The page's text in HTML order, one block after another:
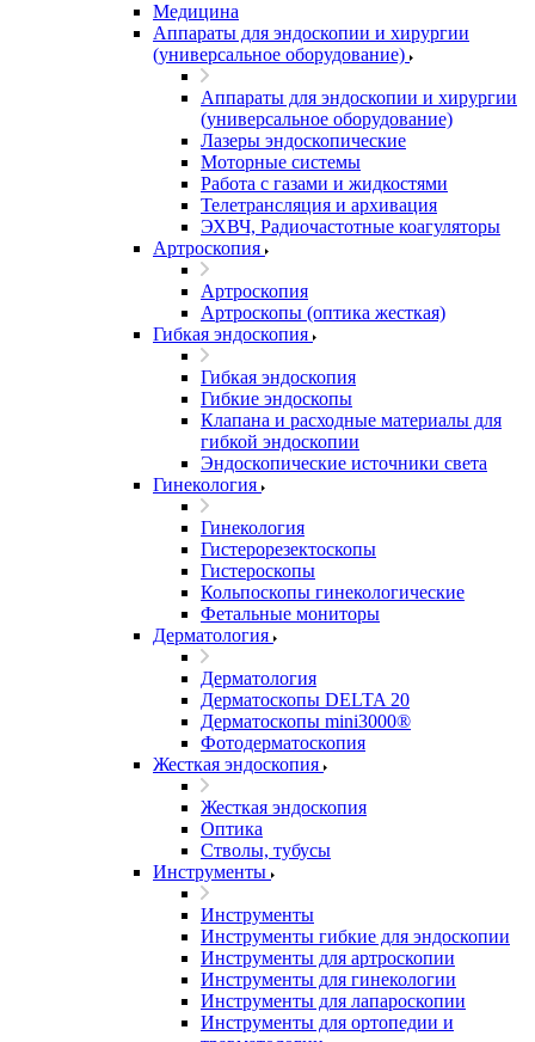
Медицина
Аппараты для эндоскопии и хирургии
(универсальное оборудование)
Аппараты для эндоскопии и хирургии
(универсальное оборудование)
Лазеры эндоскопические
Моторные системы
Работа с газами и жидкостями
Телетрансляция и архивация
ЭХВЧ, Радиочастотные коагуляторы
Артроскопия
Артроскопия
Артроскопы (оптика жесткая)
Гибкая эндоскопия
Гибкая эндоскопия
Гибкие эндоскопы
Клапана и расходные материалы для
гибкой эндоскопии
Эндоскопические источники света
Гинекология
Гинекология
Гистерорезектоскопы
Гистероскопы
Кольпоскопы гинекологические
Фетальные мониторы
Дерматология
Дерматология
Дерматоскопы DELTA 20
Дерматоскопы mini3000®
Фотодерматоскопия
Жесткая эндоскопия
Жесткая эндоскопия
Оптика
Стволы, тубусы
Инструменты
Инструменты
Инструменты гибкие для эндоскопии
Инструменты для артроскопии
Инструменты для гинекологии
Инструменты для лапароскопии
Инструменты для ортопедии и